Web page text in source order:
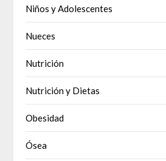
Niños y Adolescentes
Nueces
Nutrición
Nutrición y Dietas
Obesidad
Ósea